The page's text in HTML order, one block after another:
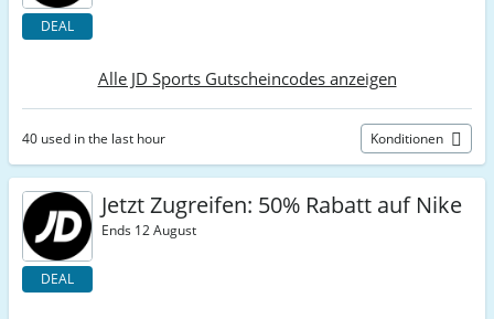
DEAL
Alle JD Sports Gutscheincodes anzeigen
40 used in the last hour Konditionen
DEAL
Jetzt Zugreifen: 50% Rabatt auf Nike
Ends 12 August